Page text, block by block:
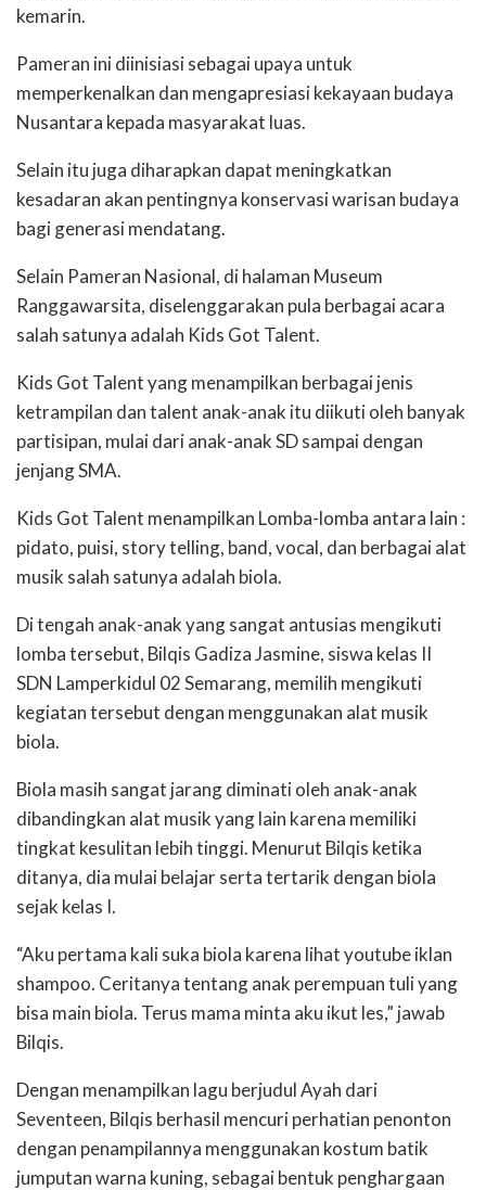
kemarin.
Pameran ini diinisiasi sebagai upaya untuk
memperkenalkan dan mengapresiasi kekayaan budaya
Nusantara kepada masyarakat luas.
Selain itu juga diharapkan dapat meningkatkan
kesadaran akan pentingnya konservasi warisan budaya
bagi generasi mendatang.
Selain Pameran Nasional, di halaman Museum
Ranggawarsita, diselenggarakan pula berbagai acara
salah satunya adalah Kids Got Talent.
Kids Got Talent yang menampilkan berbagai jenis
ketrampilan dan talent anak-anak itu diikuti oleh banyak
partisipan, mulai dari anak-anak SD sampai dengan
jenjang SMA.
Kids Got Talent menampilkan Lomba-lomba antara lain :
pidato, puisi, story telling, band, vocal, dan berbagai alat
musik salah satunya adalah biola.
Di tengah anak-anak yang sangat antusias mengikuti
lomba tersebut, Bilqis Gadiza Jasmine, siswa kelas II
SDN Lamperkidul 02 Semarang, memilih mengikuti
kegiatan tersebut dengan menggunakan alat musik
biola.
Biola masih sangat jarang diminati oleh anak-anak
dibandingkan alat musik yang lain karena memiliki
tingkat kesulitan lebih tinggi. Menurut Bilqis ketika
ditanya, dia mulai belajar serta tertarik dengan biola
sejak kelas I.
“Aku pertama kali suka biola karena lihat youtube iklan
shampoo. Ceritanya tentang anak perempuan tuli yang
bisa main biola. Terus mama minta aku ikut les,” jawab
Bilqis.
Dengan menampilkan lagu berjudul Ayah dari
Seventeen, Bilqis berhasil mencuri perhatian penonton
dengan penampilannya menggunakan kostum batik
jumputan warna kuning, sebagai bentuk penghargaan